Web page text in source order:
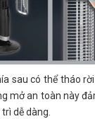
sau có thể tháo
mở an toàn này
dễ dàng.